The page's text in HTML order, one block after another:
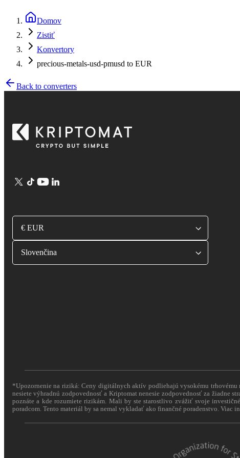
Domov
Zistiť
Konvertory
precious-metals-usd-pmusd to EUR
Back to converters
€ EUR
Slovenčina
*Upozornenie na riziká: Ceny digitálnych aktív podliehajú vysokému
nesiete výhradnú zodpovednosť a Kriptomat nenesie zodpovednosť za
poznáte a kde rozumiete rizikám. Mali by ste starostlivo zvážiť svoje
poradcom. Tento materiál by sa nemal vykladať ako finančné poradenstvo. Viac